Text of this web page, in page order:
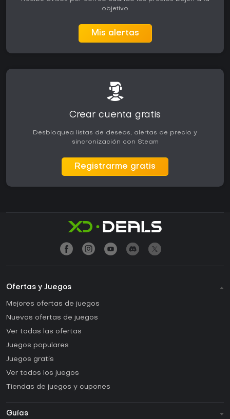
objetivo
Mis alertas
Crear cuenta gratis
Desbloquea listas de deseos, alertas de precio y
sincronización con Steam
Registrarme gratis
Ofertas y Juegos
Mejores ofertas de juegos
Nuevas ofertas de juegos
Ver todas las ofertas
Juegos populares
Juegos gratis
Ver todos los juegos
Tiendas de juegos y cupones
Guías